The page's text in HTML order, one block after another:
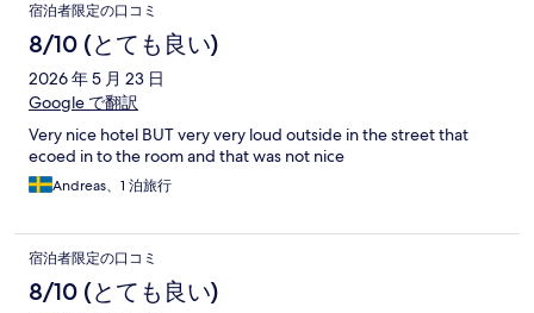
宿泊者限定の口コミ
8/10 (とても良い)
2026 年 5 月 23 日
Google で翻訳
Very nice hotel BUT very very loud outside in the street that
ecoed in to the room and that was not nice
Andreas、1 泊旅行
宿泊者限定の口コミ
8/10 (とても良い)